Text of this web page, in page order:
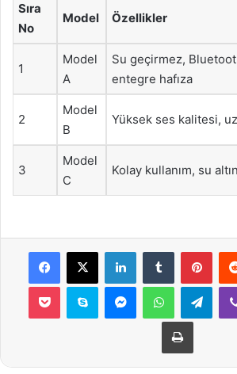
Sıra
No
Model Özellikler
1
Model
A
Su geçirmez,
entegre hafıza
2
Model
B
Yüksek ses kalitesi,
3
Model
C
Kolay kullanım, su
Facebook
X LinkedInTumblr
Pocket Skype MessengerWhatsApp
Yazdır